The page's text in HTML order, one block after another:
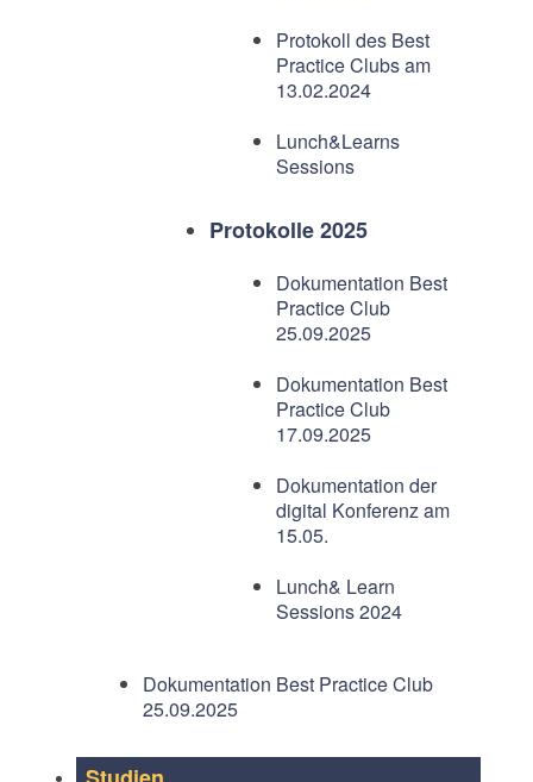
Protokoll des Best
Practice Clubs am
13.02.2024
Lunch&Learns
Sessions
Protokolle 2025
Dokumentation Best
Practice Club
25.09.2025
Dokumentation Best
Practice Club
17.09.2025
Dokumentation der
digital Konferenz am
15.05.
Lunch& Learn
Sessions 2024
Dokumentation Best Practice Club
25.09.2025